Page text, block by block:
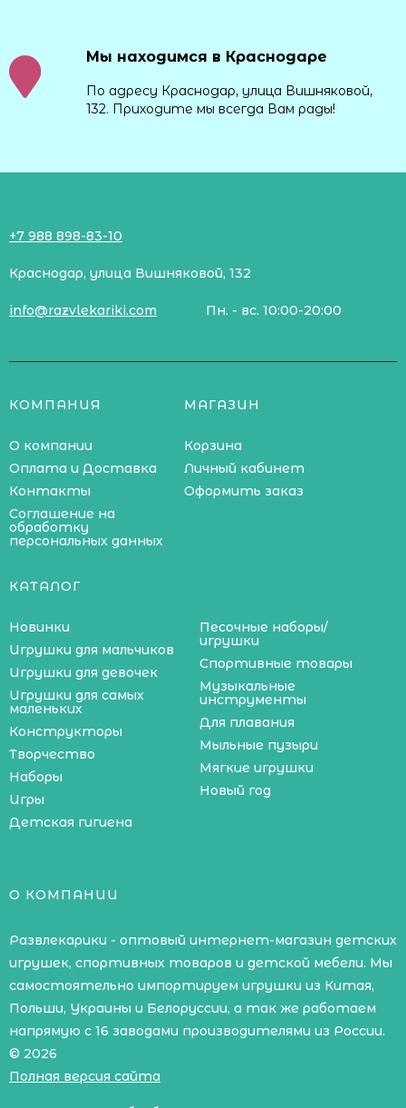
Мы находимся в Краснодаре
По адресу Краснодар, улица Вишняковой,
132. Приходите мы всегда Вам рады!
+7 988 898-83-10
Краснодар, улица Вишняковой, 132
info@razvlekariki.com Пн. - вс. 10:00-20:00
КОМПАНИЯ
О компании
Оплата и Доставка
Контакты
Соглашение на
обработку
персональных данных
МАГАЗИН
Корзина
Личный кабинет
Оформить заказ
КАТАЛОГ
Новинки
Игрушки для мальчиков
Игрушки для девочек
Игрушки для самых
маленьких
Конструкторы
Творчество
Наборы
Игры
Детская гигиена
Песочные наборы/
игрушки
Спортивные товары
Музыкальные
инструменты
Для плавания
Мыльные пузыри
Мягкие игрушки
Новый год
О КОМПАНИИ
Развлекарики - оптовый интернет-магазин детских
игрушек, спортивных товаров и детской мебели. Мы
самостоятельно импортируем игрушки из Китая,
Польши, Украины и Белоруссии, а так же работаем
напрямую с 16 заводами производителями из России.
© 2026
Полная версия сайта